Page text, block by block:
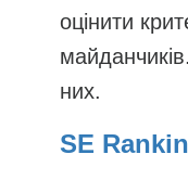
оцінити
них.
SE